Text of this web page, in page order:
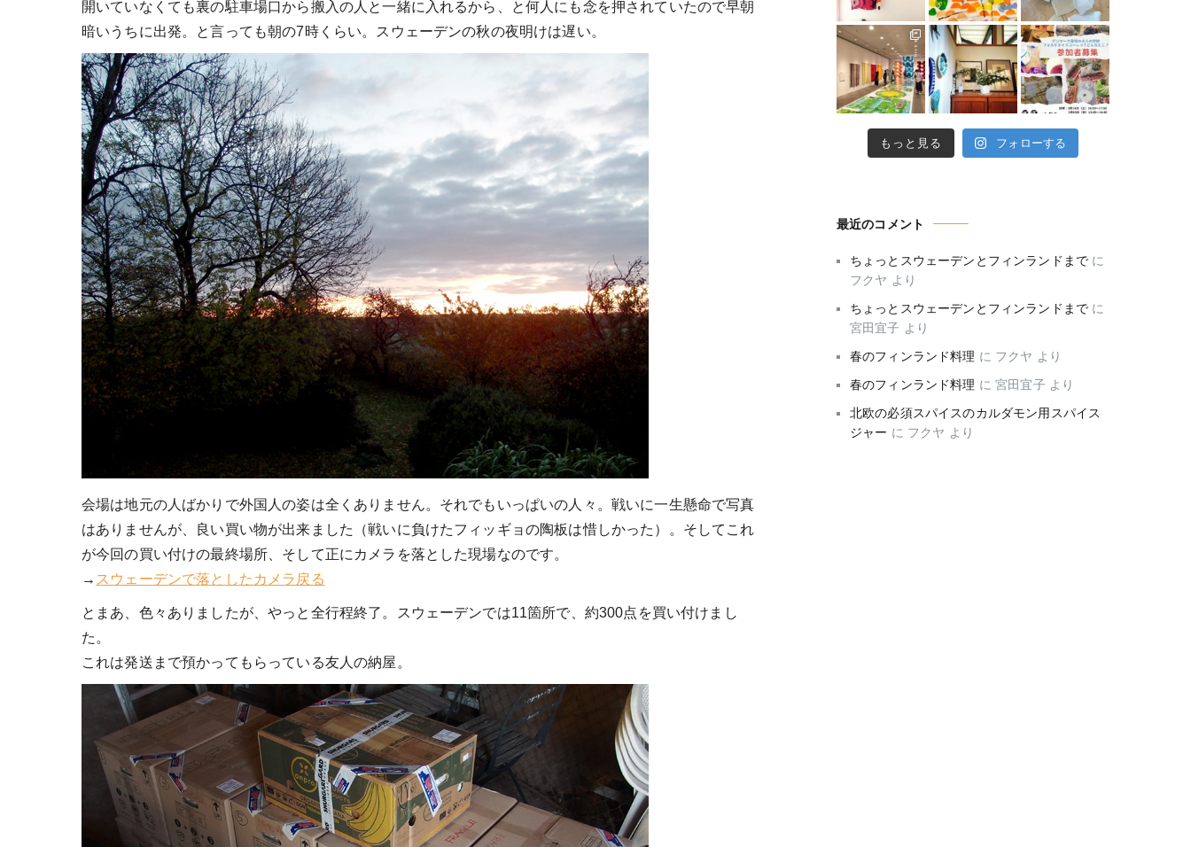
開いていなくても裏の駐車場口から搬入の人と一緒に入れるから、と何人にも念を押されていたので早朝
暗いうちに出発。と言っても朝の7時くらい。スウェーデンの秋の夜明けは遅い。
会場は地元の人ばかりで外国人の姿は全くありません。それでもいっぱいの人々。戦いに一生懸命で写真
はありませんが、良い買い物が出来ました（戦いに負けたフィッギョの陶板は惜しかった）。そしてこれ
が今回の買い付けの最終場所、そして正にカメラを落とした現場なのです。
→ スウェーデンで落としたカメラ戻る
とまあ、色々ありましたが、やっと全行程終了。スウェーデンでは11箇所で、約300点を買い付けまし
た。
これは発送まで預かってもらっている友人の納屋。
もっと見る フォローする
最近のコメント
ちょっとスウェーデンとフィンランドまで に
フクヤ より
ちょっとスウェーデンとフィンランドまで に
宮田宜子 より
春のフィンランド料理 に フクヤ より
春のフィンランド料理 に宮田宜子 より
北欧の必須スパイスのカルダモン用スパイス
ジャー に フクヤ より